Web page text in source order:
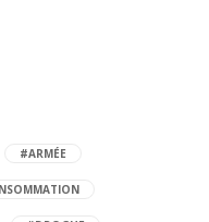
#ARMÉE